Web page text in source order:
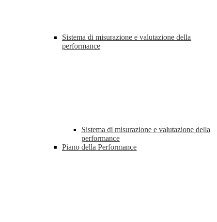
Sistema di misurazione e valutazione della
performance
Sistema di misurazione e valutazione della
performance
Piano della Performance